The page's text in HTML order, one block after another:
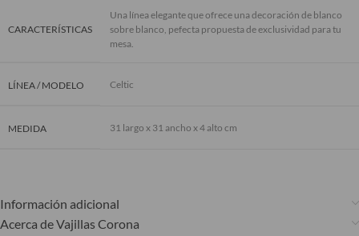
CARACTERÍSTICAS
Una línea elegante que ofrece una decoración de blanco
sobre blanco, pefecta propuesta de exclusividad para tu
mesa.
LÍNEA / MODELO Celtic
MEDIDA 31 largo x 31 ancho x 4 alto cm
Información adicional
Acerca de Vajillas Corona